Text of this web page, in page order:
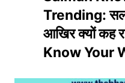
Trending:
आखिर क्यों कह
Know Your